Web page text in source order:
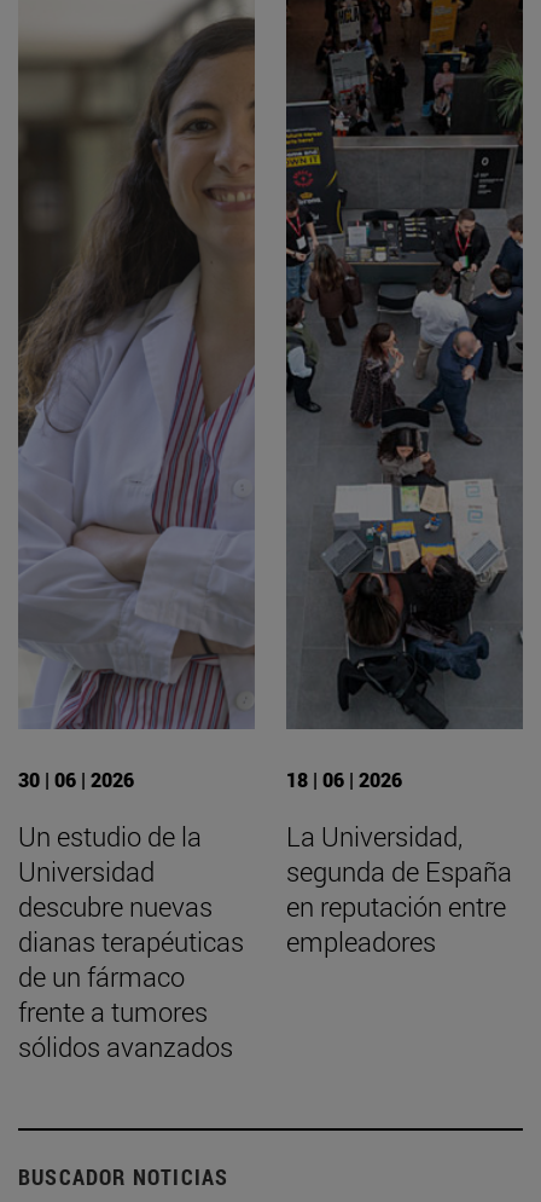
30 | 06 | 2026
Un estudio de la
Universidad
descubre nuevas
dianas terapéuticas
de un fármaco
frente a tumores
sólidos avanzados
18 | 06 | 2026
La Universidad,
segunda de España
en reputación entre
empleadores
BUSCADOR NOTICIAS